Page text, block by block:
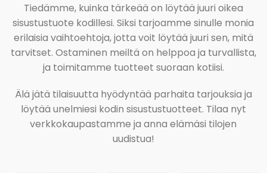
Tiedämme, kuinka tärkeää on löytää juuri oikea
sisustustuote kodillesi. Siksi tarjoamme sinulle monia
erilaisia vaihtoehtoja, jotta voit löytää juuri sen, mitä
tarvitset. Ostaminen meiltä on helppoa ja turvallista,
ja toimitamme tuotteet suoraan kotiisi.
Älä jätä tilaisuutta hyödyntää parhaita tarjouksia ja
löytää unelmiesi kodin sisustustuotteet. Tilaa nyt
verkkokaupastamme ja anna elämäsi tilojen
uudistua!